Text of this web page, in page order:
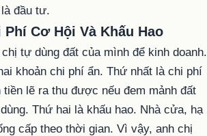
đầu tư.
Cơ Hội Và Khấu Hao
tự dùng đất của mình để kinh doanh.
khoản chi phí ẩn. Thứ nhất là chi phí
lẽ ra thu được nếu đem mảnh đất
Thứ hai là khấu hao. Nhà cửa, hạ
cấp theo thời gian. Vì vậy, anh chị